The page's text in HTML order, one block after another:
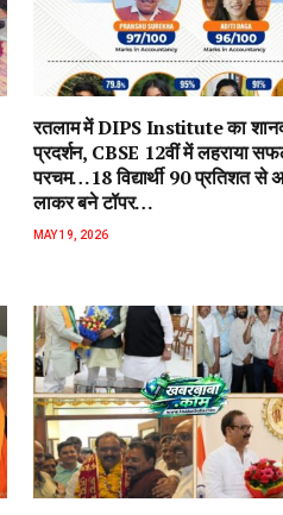
रतलाम में DIPS Institute का
प्रदर्शन, CBSE 12वीं में लहराया
परचम…18 विद्यार्थी 90 प्रतिशत
लाकर बने टॉपर…
MAY 19, 2026